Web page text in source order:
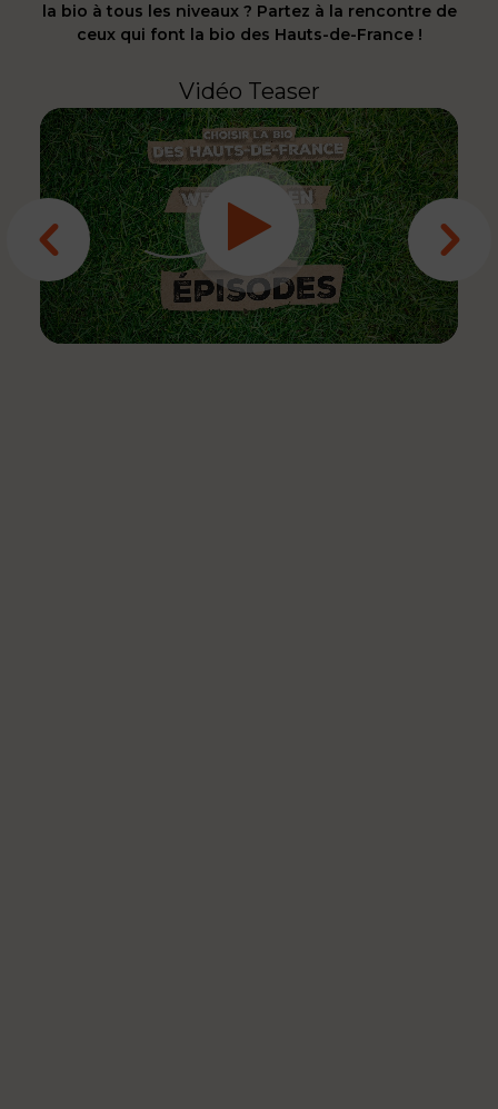
la bio à tous les niveaux ? Partez à la rencontre de
ceux qui font la bio des Hauts-de-France !
Vidéo Teaser